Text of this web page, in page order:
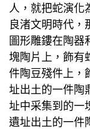
人，就把蛇演化
良渚文明時代，
圖形雕鏤在陶器
塊陶片上，飾有
件陶豆殘件上，
址出土的一件陶
址中采集到的一
遺址出土的一件